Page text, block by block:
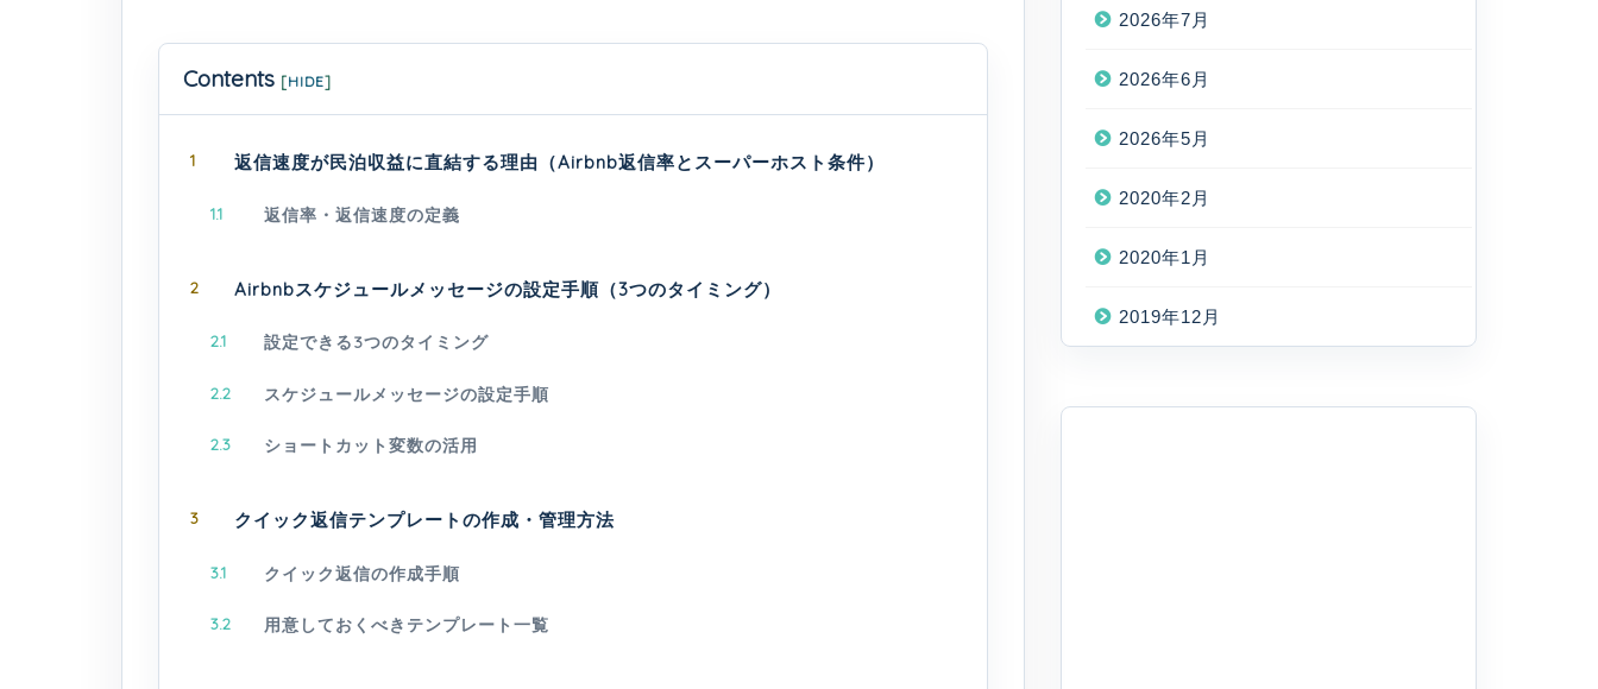
Contents [HIDE]
1 返信速度が民泊収益に直結する理由（Airbnb返信率とスーパーホスト条件）
1.1 返信率・返信速度の定義
2 Airbnbスケジュールメッセージの設定手順（3つのタイミング）
2.1 設定できる3つのタイミング
2.2 スケジュールメッセージの設定手順
2.3 ショートカット変数の活用
3 クイック返信テンプレートの作成・管理方法
3.1 クイック返信の作成手順
3.2 用意しておくべきテンプレート一覧
2026年7月
2026年6月
2026年5月
2020年2月
2020年1月
2019年12月